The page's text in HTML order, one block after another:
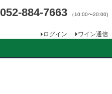
052-884-7663 （10:00〜20:00)
ログイン ワイン通信